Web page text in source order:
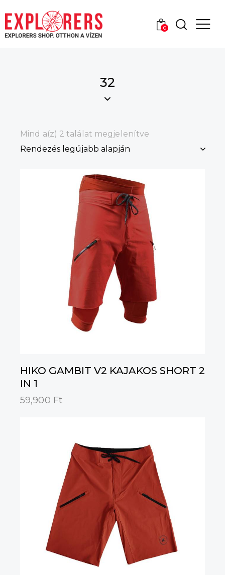
0
32
Mind a(z) 2 találat megjelenítve
HIKO GAMBIT V2 KAJAKOS SHORT 2
IN 1
59,900 Ft